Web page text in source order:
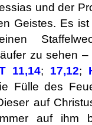
und der
Geistes. Es
zu sehen –
11,14; 17,12;
Fülle des
auf
auf ihm